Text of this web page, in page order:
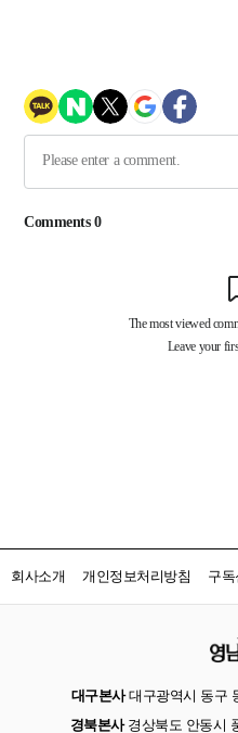
회사소개 개인정보처리방침 구독
대구본사대구광역시 동구
경북본사경상북도 안동시